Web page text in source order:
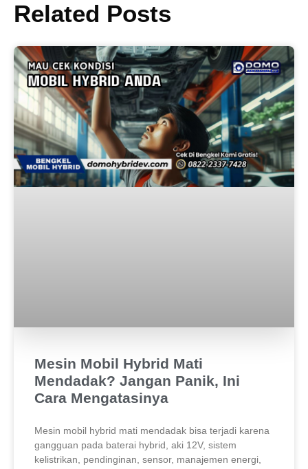
Related Posts
Mesin Mobil Hybrid Mati
Mendadak? Jangan Panik, Ini
Cara Mengatasinya
Mesin mobil hybrid mati mendadak bisa terjadi karena
gangguan pada baterai hybrid, aki 12V, sistem
kelistrikan, pendinginan, sensor, manajemen energi,